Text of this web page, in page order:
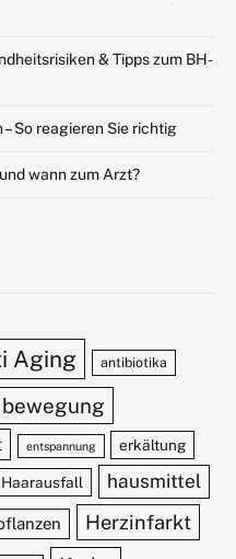
& Tipps zum BH-
So reagieren Sie richtig
wann zum Arzt?
Aging antibiotika
bewegung
entspannung erkältung
Haarausfall hausmittel
Herzinfarkt